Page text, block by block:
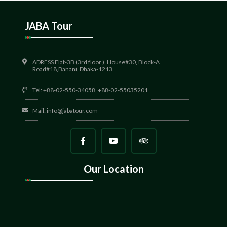
JABA Tour
ADRESS Flat-3B (3rd floor ), House#30, Block-A
Road#18,Banani, Dhaka-1213.
Tel: +88-02-550-34058, +88-02-55035201
Mail: info@jabatour.com
Our Location